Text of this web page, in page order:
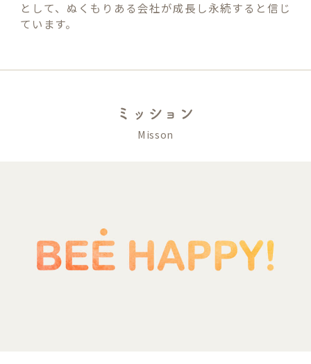
として、ぬくもりある会社が成長し永続すると信じ
ています。
ミッション
Misson